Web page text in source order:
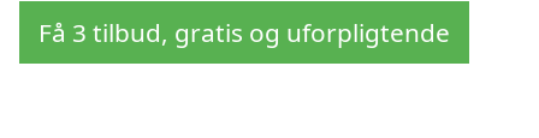
Få 3 tilbud, gratis og uforpligtende